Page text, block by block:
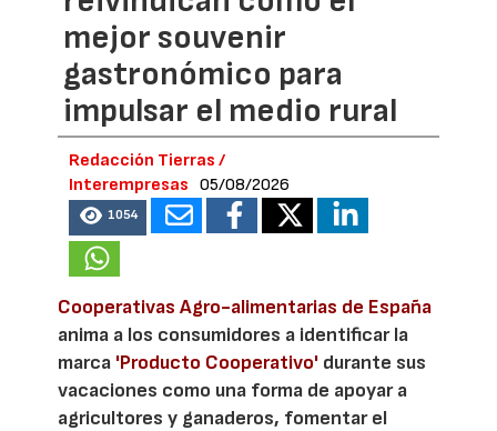
mejor souvenir
gastronómico para
impulsar el medio rural
Redacción Tierras /
Interempresas
05/08/2026
1054
Cooperativas Agro-alimentarias de España
anima a los consumidores a identificar la
marca 'Producto Cooperativo' durante sus
vacaciones como una forma de apoyar a
agricultores y ganaderos, fomentar el